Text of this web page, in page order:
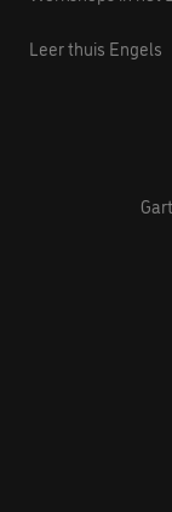
Leer thuis Engels